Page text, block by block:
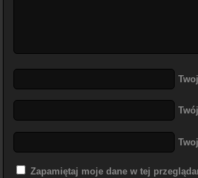
Zapamiętaj moje dane w tej